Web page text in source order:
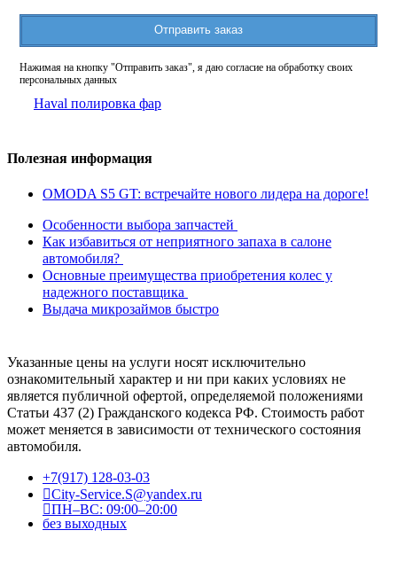
Отправить заказ
Нажимая на кнопку "Отправить заказ", я даю согласие на обработку своих
персональных данных
Haval полировка фар
Полезная информация
OMODA S5 GT: встречайте нового лидера на дороге!
Особенности выбора запчастей
Как избавиться от неприятного запаха в салоне
автомобиля?
Основные преимущества приобретения колес у
надежного поставщика
Выдача микрозаймов быстро
Указанные цены на услуги носят исключительно
ознакомительный характер и ни при каких условиях не
является публичной офертой, определяемой положениями
Статьи 437 (2) Гражданского кодекса РФ. Стоимость работ
может меняется в зависимости от технического состояния
автомобиля.
+7(917) 128-03-03
City-Service.S@yandex.ru
ПН–ВС: 09:00–20:00
без выходных